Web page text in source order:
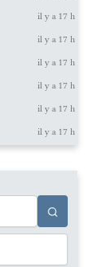
il y a 17 h
il y a 17 h
il y a 17 h
il y a 17 h
il y a 17 h
il y a 17 h